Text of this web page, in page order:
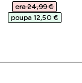
era 24,99 €‎
poupa 12,50 €‎